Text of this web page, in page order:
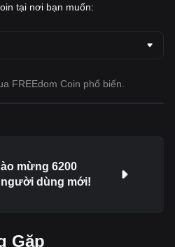
tại nơi bạn muốn:
FREEdom Coin phổ biến.
mừng 6200
người dùng mới!
Gặp